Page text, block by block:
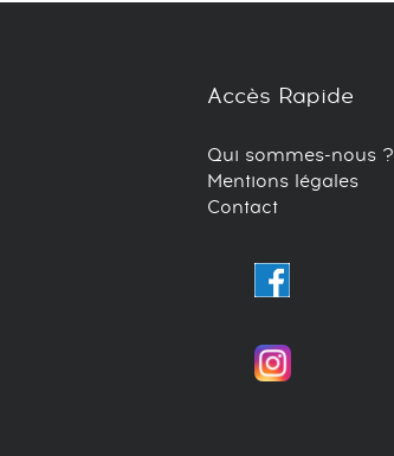
Accès Rapide
Qui sommes-nous ?
Mentions légales
Contact